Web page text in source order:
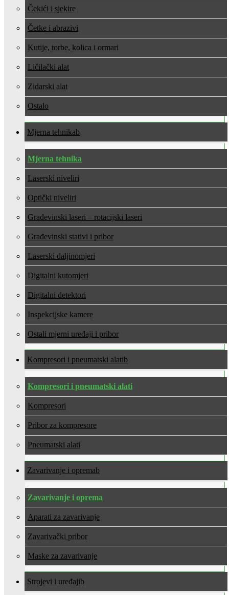
Čekići i sjekire
Četke i abrazivi
Kutije, torbe, kolica i ormari
Ličilački alat
Zidarski alat
Ostalo
Mjerna tehnika
Mjerna tehnika
Laserski niveliri
Optički niveliri
Građevinski laseri – rotacijski laseri
Građevinski stativi i pribor
Laserski daljinomjeri
Digitalni kutomjeri
Digitalni detektori
Inspekcijske kamere
Ostali mjerni uređaji i pribor
Kompresori i pneumatski alati
Kompresori i pneumatski alati
Kompresori
Pribor za kompresore
Pneumatski alati
Zavarivanje i oprema
Zavarivanje i oprema
Aparati za zavarivanje
Zavarivački pribor
Maske za zavarivanje
Strojevi i uređaji